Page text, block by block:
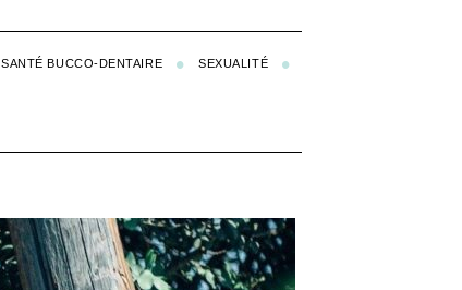
SANTÉ BUCCO-DENTAIRE SEXUALITÉ